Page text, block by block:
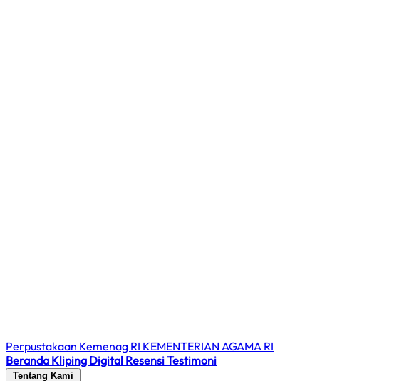
Perpustakaan Kemenag RI KEMENTERIAN AGAMA RI
Beranda Kliping Digital ResensiTestimoni
Tentang Kami